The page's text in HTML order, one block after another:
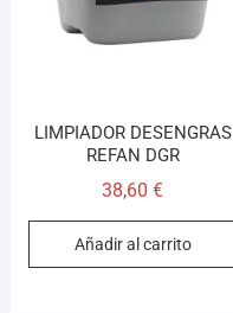
LIMPIADOR DESENGRAS
REFAN DGR
38,60€
Añadir al carrito